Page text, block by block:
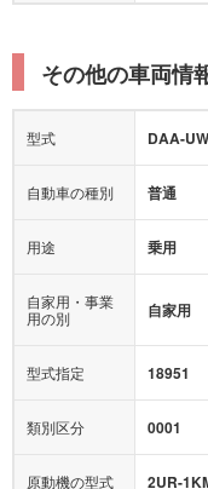
その他の車両情
型式 DAA-
自動車の種別 普通
用途 乗用
自家用・事業
用の別
自家用
型式指定 18951
類別区分 0001
原動機の型式 2UR-